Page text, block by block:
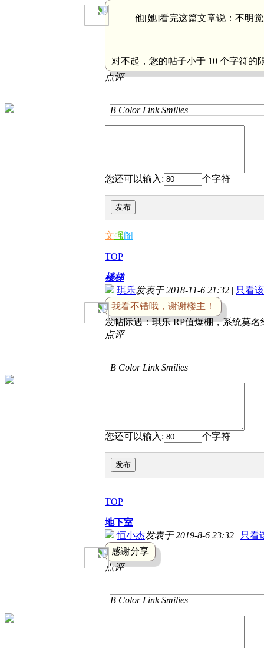
他[她]看完这篇文章说： 不明
对不起，您的帖子小于 10 个字符的
点评
B Color Link Smilies
您还可以输入: 个字符
发布
文强阁
TOP
楼梯
琪乐发表于 2018-11-6 21:32 | 只看
我看不错哦，谢谢楼主！
发帖际遇：琪乐 RP值爆棚，系统莫名
点评
B Color Link Smilies
您还可以输入: 个字符
发布
TOP
地下室
恒小杰发表于 2019-8-6 23:32 | 只看
感谢分享
点评
B Color Link Smilies